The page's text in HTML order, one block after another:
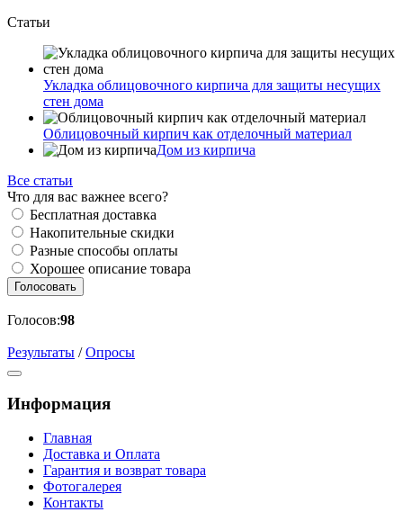
Статьи
Укладка облицовочного кирпича для защиты несущих
стен дома
Облицовочный кирпич как отделочный материал
Дом из кирпича
Все статьи
Что для вас важнее всего?
Бесплатная доставка
Накопительные скидки
Разные способы оплаты
Хорошее описание товара
Голосовать
Голосов:98
Результаты /Опросы
Информация
Главная
Доставка и Оплата
Гарантия и возврат товара
Фотогалерея
Контакты